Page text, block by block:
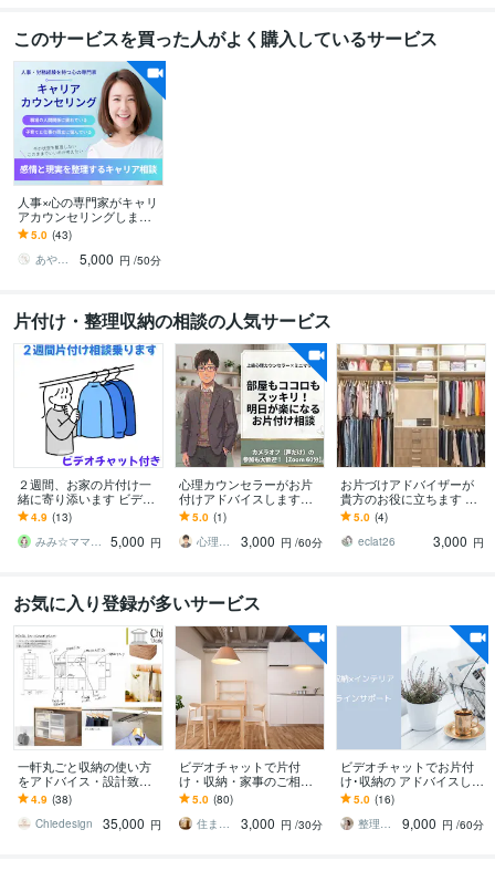
このサービスを買った人がよく購入しているサービス
人事×心の専門家がキャリ
アカウンセリングします
仕事とプライベート・感
情を整えて、次の判断軸
を明確にします
5.0 (43)
あやか｜キャリアと自己理解コーチ
5,000 円 /50分
片付け・整理収納の相談の人気サービス
２週間、お家の片付け一
緒に寄り添います ビデオ
通話とメッセージを通し
てお家のお悩み解決しま
せんか？
4.9 (13)
みみ☆ママと子どものお片付けの先生
5,000 円
心理カウンセラーがお片
付けアドバイスします
心・悩みも軽くなる、お
片付けを【60分】×【3
回】お手伝い
5.0 (1)
心理カウンセラーKATSUO
3,000 円 /60分
お片づけアドバイザーが
貴方のお役に立ちます 整
理整頓・片付けができな
い…あなたのアドバイザ
ーになります
5.0 (4)
eclat26
3,000 円
お気に入り登録が多いサービス
一軒丸ごと収納の使い方
をアドバイス・設計致し
ます 片付け苦手なインテ
リアデザイナーが収納の
お悩みを一緒に解決！
4.9 (38)
Chiedesign
35,000 円
ビデオチャットで片付
け・収納・家事のご相談
承ります ～「きちんとや
る」はやめて「適当でも
やらないよりまし」から
5.0 (80)
住まいのなんでもアドバイザー
3,000 円 /30分
ビデオチャットでお片付
け･収納の アドバイスしま
す おうちを大好きな空間
に！ママのお片付けの悩
みを解決！
5.0 (16)
整理収納アドバイザーEmily
9,000 円 /60分